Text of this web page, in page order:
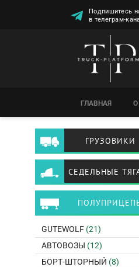
Подпишитесь
в телеграм-
ГЛАВНАЯ О
ГРУЗОВИКИ
СЕДЕЛЬНЫЕ
GUTEWOLF (21)
АВТОВОЗЫ (12)
БОРТ-ШТОРНЫЙ (8)